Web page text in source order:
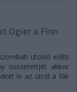
Ogier a Finn
utolsó előtti
összetettjét akkor
le az útról a fák